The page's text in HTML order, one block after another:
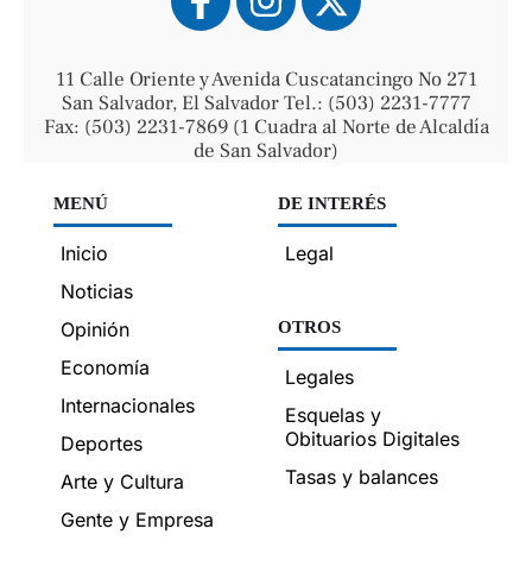
11 Calle Oriente y Avenida Cuscatancingo No 271
San Salvador, El Salvador Tel.: (503) 2231-7777
Fax: (503) 2231-7869 (1 Cuadra al Norte de Alcaldía
de San Salvador)
MENÚ
Inicio
Noticias
Opinión
Economía
Internacionales
Deportes
Arte y Cultura
Gente y Empresa
DE INTERÉS
Legal
OTROS
Legales
Esquelas y
Obituarios Digitales
Tasas y balances